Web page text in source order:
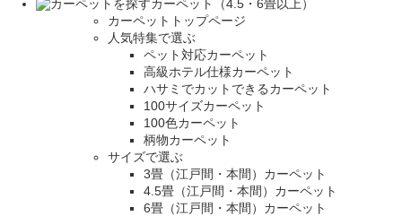
カーペット（4.5・6畳以上）
カーペットトップページ
人気特集で選ぶ
ペット対応カーペット
高級ホテル仕様カーペット
ハサミでカットできるカーペット
100サイズカーペット
100色カーペット
柄物カーペット
サイズで選ぶ
3畳（江戸間・本間）カーペット
4.5畳（江戸間・本間）カーペット
6畳（江戸間・本間）カーペット